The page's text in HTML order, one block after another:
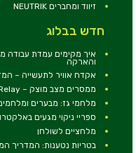
זיווד ומחברים NEUTRIK
חדש בבלוג
והארקה
אקדח אוויר לתעשייה –
ממסרים מצב מוצק – Solid State Relay
מלחמי גז: מבערים ומלחמים
ספריי ניקוי מגעים
מלחציים לשולחן
בטריות נטענות: המדריך